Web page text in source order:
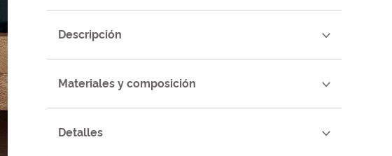
Descripción
Materiales y composición
Detalles